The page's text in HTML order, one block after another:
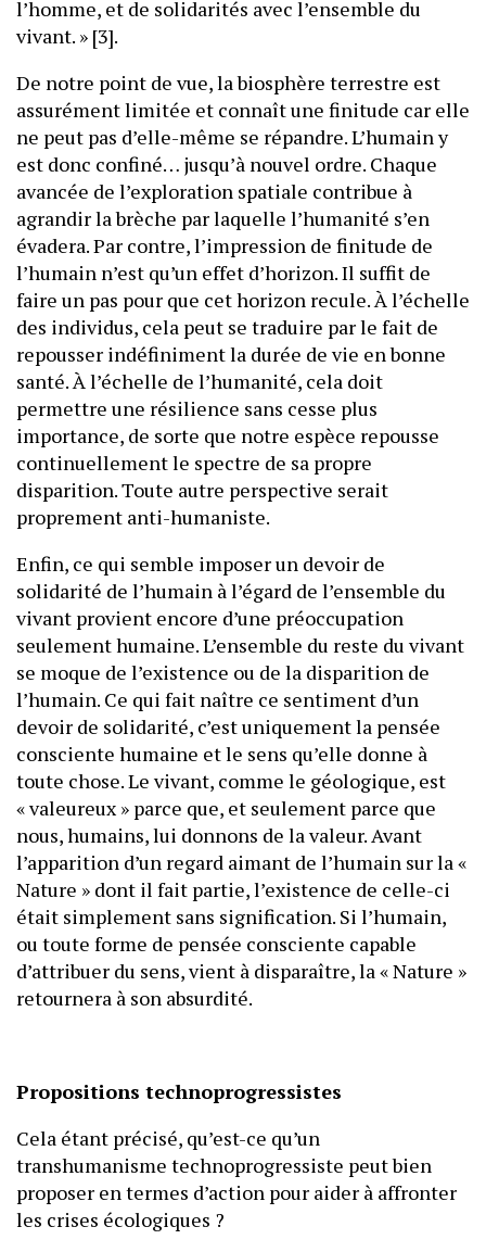
l’homme, et de solidarités avec l’ensemble du
vivant. » [3].
De notre point de vue, la biosphère terrestre est
assurément limitée et connaît une finitude car elle
ne peut pas d’elle-même se répandre. L’humain y
est donc confiné… jusqu’à nouvel ordre. Chaque
avancée de l’exploration spatiale contribue à
agrandir la brèche par laquelle l’humanité s’en
évadera. Par contre, l’impression de finitude de
l’humain n’est qu’un effet d’horizon. Il suffit de
faire un pas pour que cet horizon recule. À l’échelle
des individus, cela peut se traduire par le fait de
repousser indéfiniment la durée de vie en bonne
santé. À l’échelle de l’humanité, cela doit
permettre une résilience sans cesse plus
importance, de sorte que notre espèce repousse
continuellement le spectre de sa propre
disparition. Toute autre perspective serait
proprement anti-humaniste.
Enfin, ce qui semble imposer un devoir de
solidarité de l’humain à l’égard de l’ensemble du
vivant provient encore d’une préoccupation
seulement humaine. L’ensemble du reste du vivant
se moque de l’existence ou de la disparition de
l’humain. Ce qui fait naître ce sentiment d’un
devoir de solidarité, c’est uniquement la pensée
consciente humaine et le sens qu’elle donne à
toute chose. Le vivant, comme le géologique, est
« valeureux » parce que, et seulement parce que
nous, humains, lui donnons de la valeur. Avant
l’apparition d’un regard aimant de l’humain sur la «
Nature » dont il fait partie, l’existence de celle-ci
était simplement sans signification. Si l’humain,
ou toute forme de pensée consciente capable
d’attribuer du sens, vient à disparaître, la « Nature »
retournera à son absurdité.
Propositions technoprogressistes
Cela étant précisé, qu’est-ce qu’un
transhumanisme technoprogressiste peut bien
proposer en termes d’action pour aider à affronter
les crises écologiques ?